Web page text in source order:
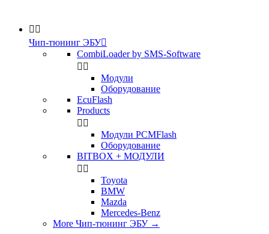
 
Чип-тюнинг ЭБУ
CombiLoader by SMS-Software
 
Модули
Оборудование
EcuFlash
Products
 
Модули PCMFlash
Оборудование
BITBOX + МОДУЛИ
 
Toyota
BMW
Mazda
Mercedes-Benz
More Чип-тюнинг ЭБУ →